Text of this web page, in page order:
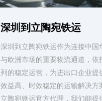
深圳到立陶宛铁运
深圳到立陶宛铁运作为连接中国
与欧洲市场的重要物流通道，依
列的稳定运营，为进出口企业提
效益高、时效稳定的运输解决方
立陶宛铁运官方代理，我们能提